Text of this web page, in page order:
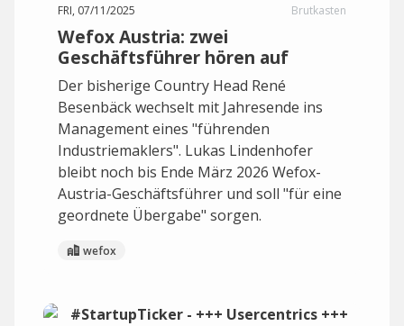
FRI, 07/11/2025 Brutkasten
Wefox Austria: zwei
Geschäftsführer hören auf
Der bisherige Country Head René
Besenbäck wechselt mit Jahresende ins
Management eines "führenden
Industriemaklers". Lukas Lindenhofer
bleibt noch bis Ende März 2026 Wefox-
Austria-Geschäftsführer und soll "für eine
geordnete Übergabe" sorgen.
wefox